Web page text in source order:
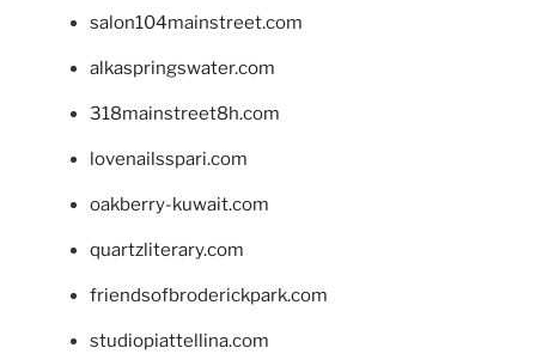
salon104mainstreet.com
alkaspringswater.com
318mainstreet8h.com
lovenailsspari.com
oakberry-kuwait.com
quartzliterary.com
friendsofbroderickpark.com
studiopiattellina.com